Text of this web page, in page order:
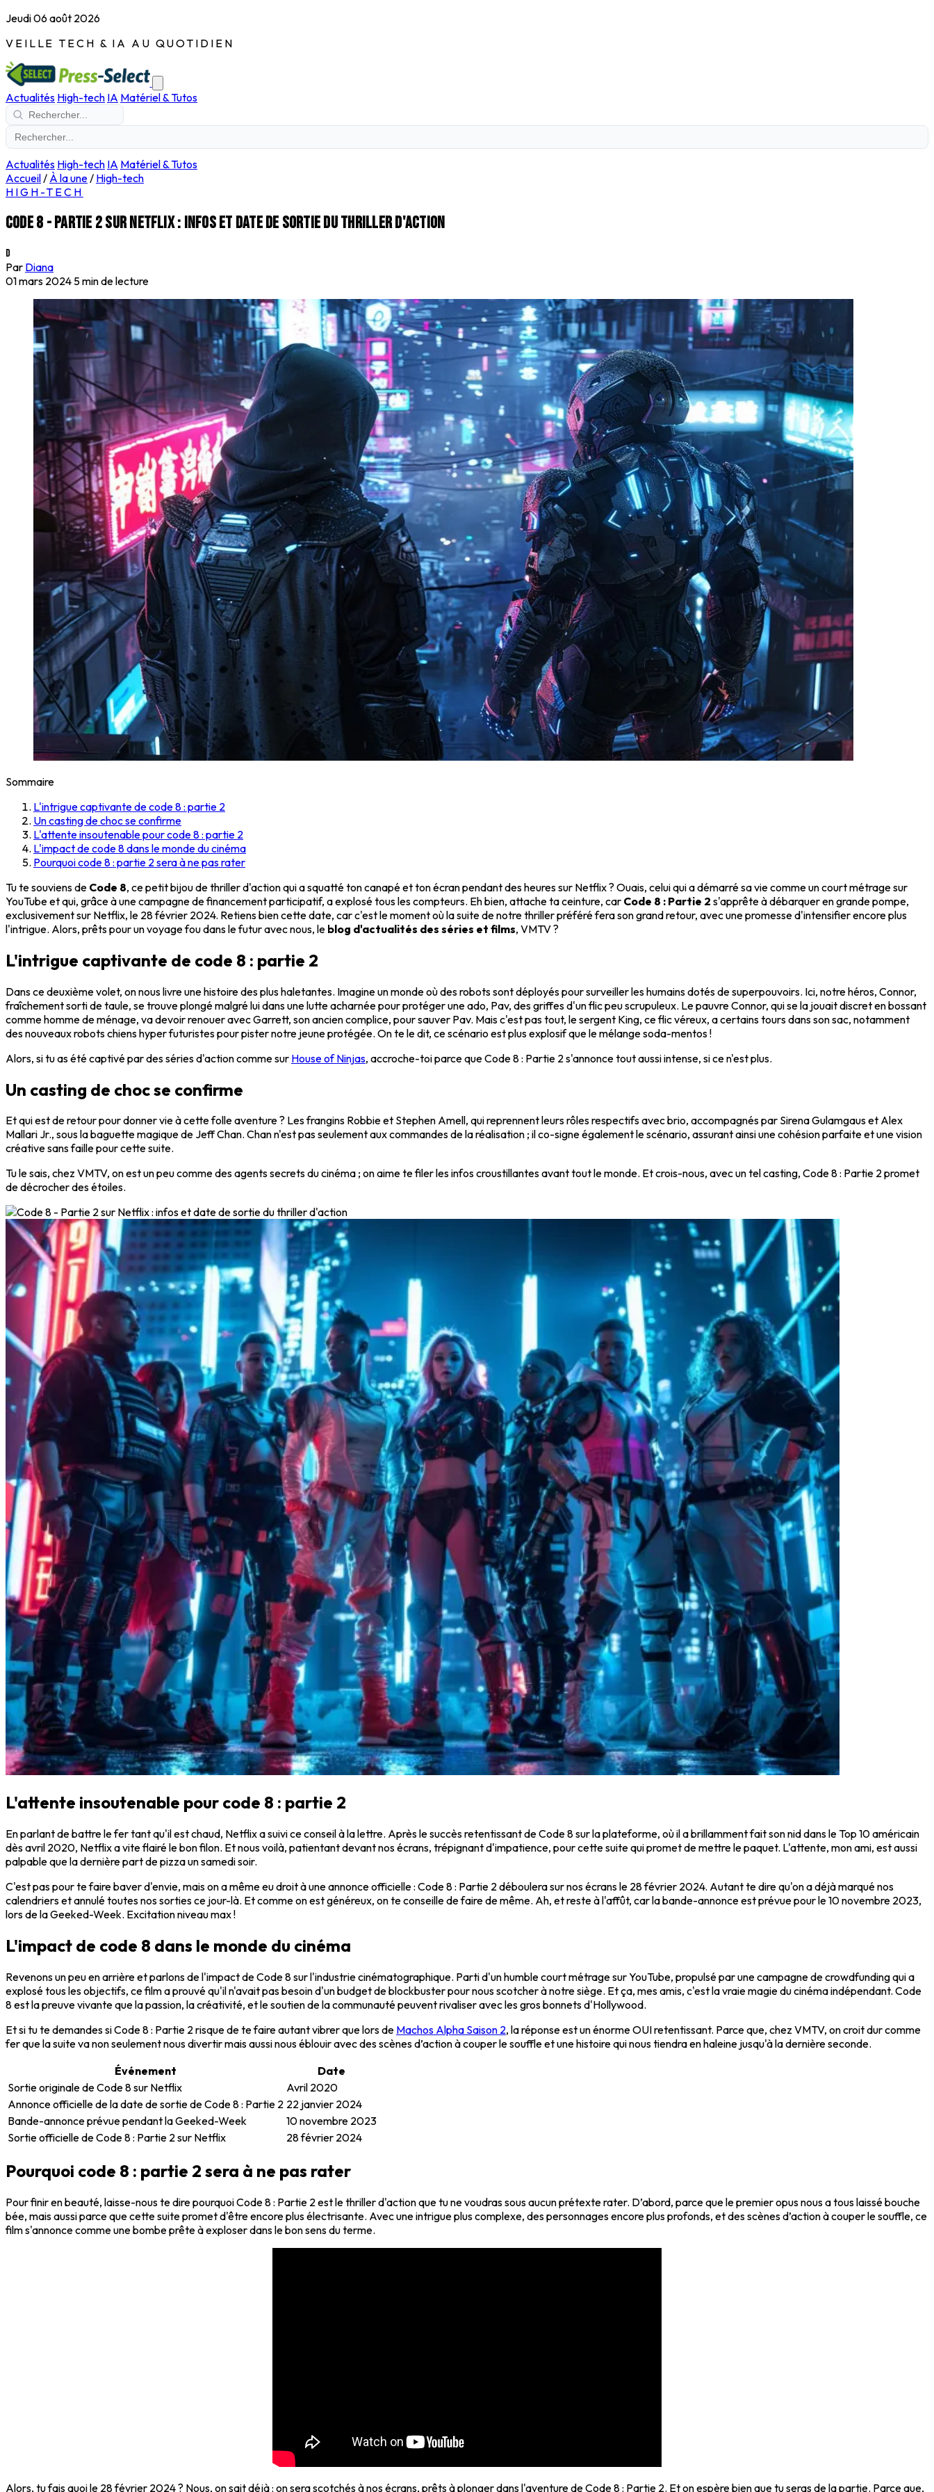
Jeudi 06 août 2026
VEILLE TECH & IA AU QUOTIDIEN
Actualités High-tech IA Matériel & Tutos
Actualités High-tech IA Matériel & Tutos
Accueil/ À la une/ High-tech
HIGH-TECH
Code 8 - Partie 2 sur Netflix : infos et date de sortie du thriller d'action
D
Par Diana
01 mars 2024 5 min de lecture
Sommaire
L'intrigue captivante de code 8 : partie 2
Un casting de choc se confirme
L'attente insoutenable pour code 8 : partie 2
L'impact de code 8 dans le monde du cinéma
Pourquoi code 8 : partie 2 sera à ne pas rater
Tu te souviens de Code 8, ce petit bijou de thriller d'action qui a squatté ton canapé et ton écran pendant des heures sur Netflix ? Ouais, celui qui a démarré sa vie comme un court métrage sur
YouTube et qui, grâce à une campagne de financement participatif, a explosé tous les compteurs. Eh bien, attache ta ceinture, car Code 8 : Partie 2 s'apprête à débarquer en grande pompe,
exclusivement sur Netflix, le 28 février 2024. Retiens bien cette date, car c'est le moment où la suite de notre thriller préféré fera son grand retour, avec une promesse d'intensifier encore plus
l'intrigue. Alors, prêts pour un voyage fou dans le futur avec nous, le blog d'actualités des séries et films, VMTV ?
L'intrigue captivante de code 8 : partie 2
Dans ce deuxième volet, on nous livre une histoire des plus haletantes. Imagine un monde où des robots sont déployés pour surveiller les humains dotés de superpouvoirs. Ici, notre héros, Connor,
fraîchement sorti de taule, se trouve plongé malgré lui dans une lutte acharnée pour protéger une ado, Pav, des griffes d'un flic peu scrupuleux. Le pauvre Connor, qui se la jouait discret en bossant
comme homme de ménage, va devoir renouer avec Garrett, son ancien complice, pour sauver Pav. Mais c'est pas tout, le sergent King, ce flic véreux, a certains tours dans son sac, notamment
des nouveaux robots chiens hyper futuristes pour pister notre jeune protégée. On te le dit, ce scénario est plus explosif que le mélange soda-mentos !
Alors, si tu as été captivé par des séries d'action comme sur House of Ninjas, accroche-toi parce que Code 8 : Partie 2 s'annonce tout aussi intense, si ce n'est plus.
Un casting de choc se confirme
Et qui est de retour pour donner vie à cette folle aventure ? Les frangins Robbie et Stephen Amell, qui reprennent leurs rôles respectifs avec brio, accompagnés par Sirena Gulamgaus et Alex
Mallari Jr., sous la baguette magique de Jeff Chan. Chan n'est pas seulement aux commandes de la réalisation ; il co-signe également le scénario, assurant ainsi une cohésion parfaite et une vision
créative sans faille pour cette suite.
Tu le sais, chez VMTV, on est un peu comme des agents secrets du cinéma ; on aime te filer les infos croustillantes avant tout le monde. Et crois-nous, avec un tel casting, Code 8 : Partie 2 promet
de décrocher des étoiles.
L'attente insoutenable pour code 8 : partie 2
En parlant de battre le fer tant qu'il est chaud, Netflix a suivi ce conseil à la lettre. Après le succès retentissant de Code 8 sur la plateforme, où il a brillamment fait son nid dans le Top 10 américain
dès avril 2020, Netflix a vite flairé le bon filon. Et nous voilà, patientant devant nos écrans, trépignant d'impatience, pour cette suite qui promet de mettre le paquet. L'attente, mon ami, est aussi
palpable que la dernière part de pizza un samedi soir.
C'est pas pour te faire baver d'envie, mais on a même eu droit à une annonce officielle : Code 8 : Partie 2 déboulera sur nos écrans le 28 février 2024. Autant te dire qu'on a déjà marqué nos
calendriers et annulé toutes nos sorties ce jour-là. Et comme on est généreux, on te conseille de faire de même. Ah, et reste à l'affût, car la bande-annonce est prévue pour le 10 novembre 2023,
lors de la Geeked-Week. Excitation niveau max !
L'impact de code 8 dans le monde du cinéma
Revenons un peu en arrière et parlons de l'impact de Code 8 sur l'industrie cinématographique. Parti d'un humble court métrage sur YouTube, propulsé par une campagne de crowdfunding qui a
explosé tous les objectifs, ce film a prouvé qu'il n'avait pas besoin d'un budget de blockbuster pour nous scotcher à notre siège. Et ça, mes amis, c'est la vraie magie du cinéma indépendant. Code
8 est la preuve vivante que la passion, la créativité, et le soutien de la communauté peuvent rivaliser avec les gros bonnets d'Hollywood.
Et si tu te demandes si Code 8 : Partie 2 risque de te faire autant vibrer que lors de Machos Alpha Saison 2, la réponse est un énorme OUI retentissant. Parce que, chez VMTV, on croit dur comme
fer que la suite va non seulement nous divertir mais aussi nous éblouir avec des scènes d’action à couper le souffle et une histoire qui nous tiendra en haleine jusqu'à la dernière seconde.
Événement
Date
Sortie originale de Code 8 sur Netflix
Avril 2020
Annonce officielle de la date de sortie de Code 8 : Partie 2 22 janvier 2024
Bande-annonce prévue pendant la Geeked-Week
10 novembre 2023
Sortie officielle de Code 8 : Partie 2 sur Netflix
28 février 2024
Pourquoi code 8 : partie 2 sera à ne pas rater
Pour finir en beauté, laisse-nous te dire pourquoi Code 8 : Partie 2 est le thriller d'action que tu ne voudras sous aucun prétexte rater. D’abord, parce que le premier opus nous a tous laissé bouche
bée, mais aussi parce que cette suite promet d'être encore plus électrisante. Avec une intrigue plus complexe, des personnages encore plus profonds, et des scènes d’action à couper le souffle, ce
film s'annonce comme une bombe prête à exploser dans le bon sens du terme.
Alors, tu fais quoi le 28 février 2024 ? Nous, on sait déjà : on sera scotchés à nos écrans, prêts à plonger dans l'aventure de Code 8 : Partie 2. Et on espère bien que tu seras de la partie. Parce que,